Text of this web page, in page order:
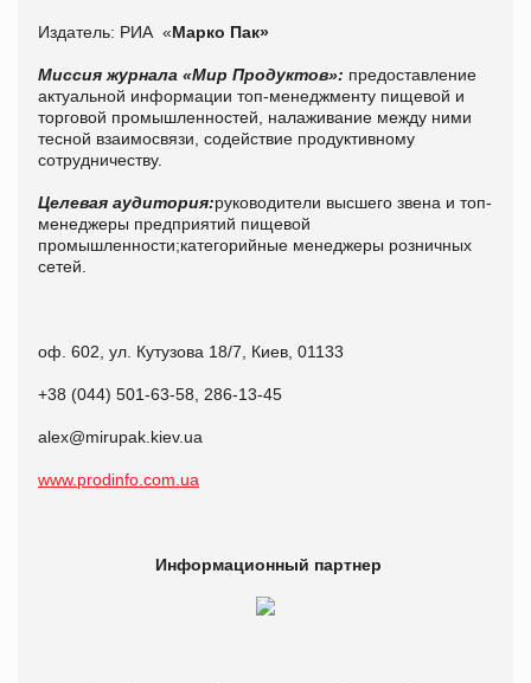
Издатель: РИА «Марко Пак»
Миссия журнала «Мир Продуктов»: предоставление
актуальной информации топ-менеджменту пищевой и
торговой промышленностей, налаживание между ними
тесной взаимосвязи, содействие продуктивному
сотрудничеству.
Целевая аудитория:руководители высшего звена и топ-
менеджеры предприятий пищевой
промышленности;категорийные менеджеры розничных
сетей.
оф. 602, ул. Кутузова 18/7, Киев, 01133
+38 (044) 501-63-58, 286-13-45
alex@mirupak.kiev.ua
www.prodinfo.com.ua
Информационный партнер